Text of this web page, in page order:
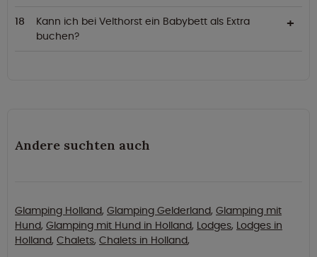
Kann ich bei Velthorst ein Babybett als Extra
buchen?
Andere suchten auch
Glamping Holland, Glamping Gelderland, Glamping mit
Hund, Glamping mit Hund in Holland, Lodges, Lodges in
Holland, Chalets, Chalets in Holland,